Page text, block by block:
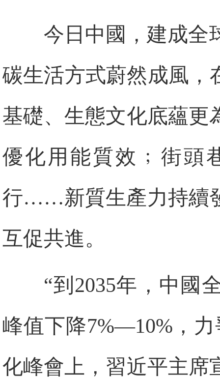
今日中國，建成全
碳生活方式蔚然成風，
基礎、生態文化底蘊更
優化用能質效﹔街頭
行……新質生產力持續
互促共進。
“到2035年，中國
峰值下降7%—10%，
化峰會上，習近平主席